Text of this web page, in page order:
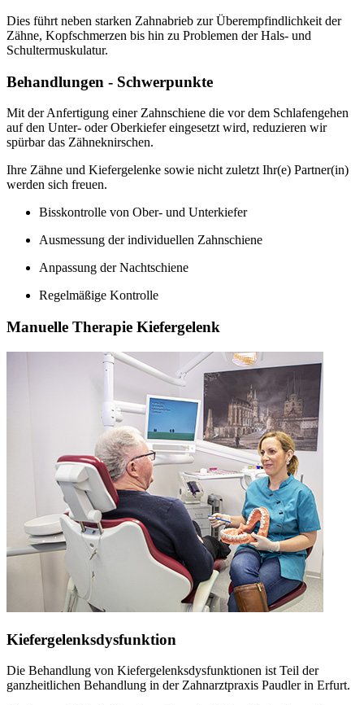
Dies führt neben starken Zahnabrieb zur Überempfindlichkeit der
Zähne, Kopfschmerzen bis hin zu Problemen der Hals- und
Schultermuskulatur.
Behandlungen - Schwerpunkte
Mit der Anfertigung einer Zahnschiene die vor dem Schlafengehen
auf den Unter- oder Oberkiefer eingesetzt wird, reduzieren wir
spürbar das Zähneknirschen.
Ihre Zähne und Kiefergelenke sowie nicht zuletzt Ihr(e) Partner(in)
werden sich freuen.
Bisskontrolle von Ober- und Unterkiefer
Ausmessung der individuellen Zahnschiene
Anpassung der Nachtschiene
Regelmäßige Kontrolle
Manuelle Therapie Kiefergelenk
Kiefergelenksdysfunktion
Die Behandlung von Kiefergelenksdysfunktionen ist Teil der
ganzheitlichen Behandlung in der Zahnarztpraxis Paudler in Erfurt.